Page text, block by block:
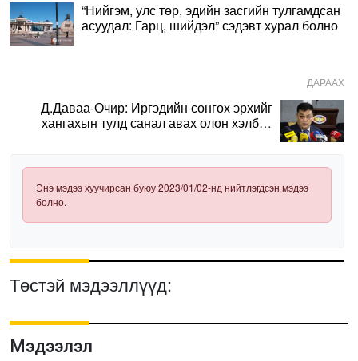
“Нийгэм, улс төр, эдийн засгийн тулгамдсан
асуудал: Гарц, шийдэл” сэдэвт хурал болно
ДАРААХ
Д.Даваа-Очир: Иргэдийн сонгох эрхийг
хангахын тулд санал авах олон хэлбэр
Энэ мэдээ хуучирсан буюу 2023/01/02-нд нийтлэгдсэн мэдээ
болно.
Төстэй мэдээллүүд:
Мэдээлэл